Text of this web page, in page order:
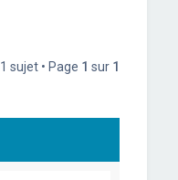
1 sujet • Page 1 sur 1